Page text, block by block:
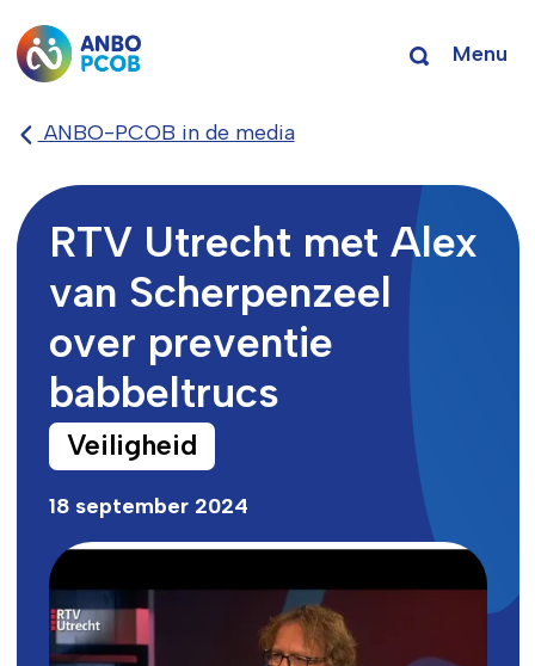
Menu
ANBO-PCOB in de media
RTV Utrecht met Alex
van Scherpenzeel
over preventie
babbeltrucs
Veiligheid
18 september 2024